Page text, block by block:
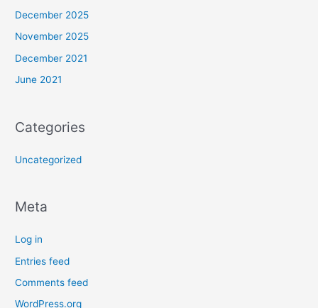
December 2025
November 2025
December 2021
June 2021
Categories
Uncategorized
Meta
Log in
Entries feed
Comments feed
WordPress.org